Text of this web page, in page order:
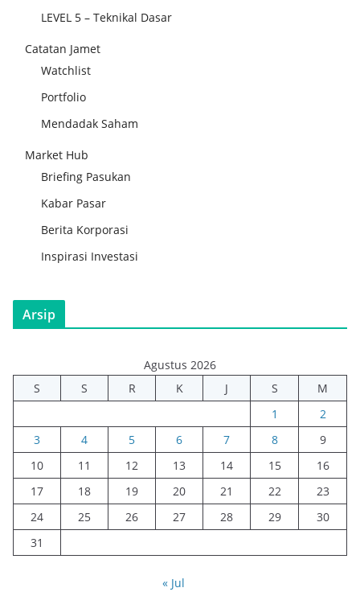
LEVEL 5 – Teknikal Dasar
Catatan Jamet
Watchlist
Portfolio
Mendadak Saham
Market Hub
Briefing Pasukan
Kabar Pasar
Berita Korporasi
Inspirasi Investasi
Arsip
Agustus 2026
S
S R K J S
M
1
2
3
4 5 6 7 8
9
10
11 12 13 14 15
16
17
18 19 20 21 22
23
24
25 26 27 28 29
30
31
« Jul